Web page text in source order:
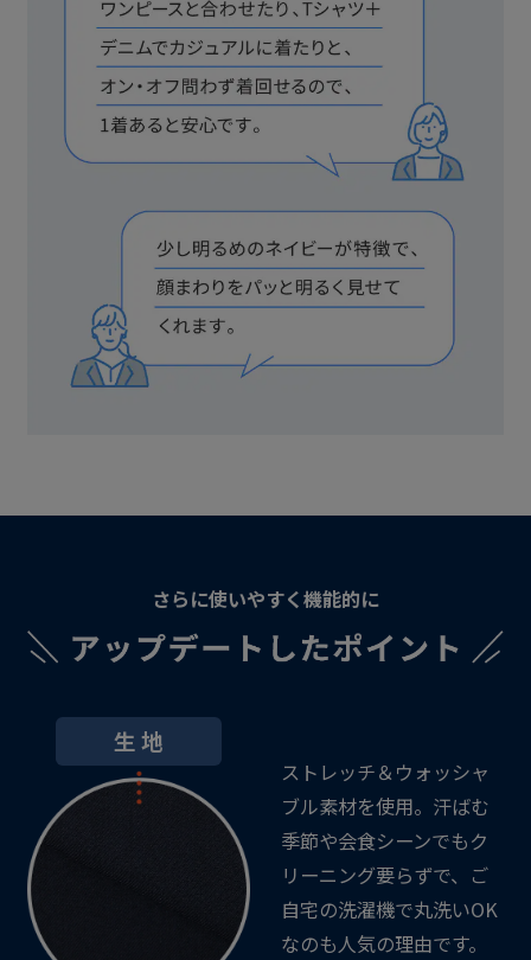
さらに使いやすく機能的に
生 地
ストレッチ＆ウォッシャ
ブル素材を使用。汗ばむ
季節や会食シーンでもク
リーニング要らずで、ご
自宅の洗濯機で丸洗いOK
なのも人気の理由です。